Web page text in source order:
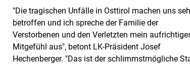
Skip to main content
"Die tragischen Unfälle in Osttirol machen uns
betroffen und ich spreche der Familie der
Verstorbenen und den Verletzten mein
Mitgefühl aus", betont LK-Präsident Josef
Hechenberger. "Das ist der schlimmstmögliche